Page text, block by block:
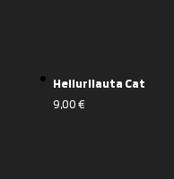
Heilurilauta Cat
9,00€